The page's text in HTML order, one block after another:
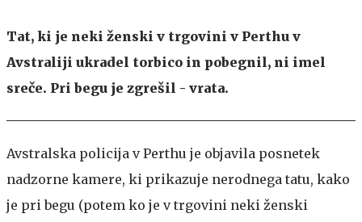
Tat, ki je neki ženski v trgovini v Perthu v
Avstraliji ukradel torbico in pobegnil, ni imel
sreče. Pri begu je zgrešil - vrata.
Avstralska policija v Perthu je objavila posnetek
nadzorne kamere, ki prikazuje nerodnega tatu, kako
je pri begu (potem ko je v trgovini neki ženski